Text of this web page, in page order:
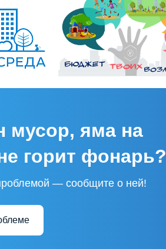
мусор, яма на
горит фонарь?
— сообщите о ней!